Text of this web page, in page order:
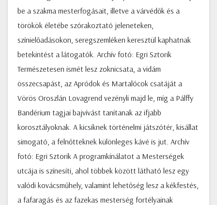
be a szakma mesterfogásait, illetve a várvédők és a
törökök életébe szórakoztató jeleneteken,
színielőadásokon, seregszemléken keresztül kaphatnak
betekintést a látogatók. Archív fotó: Egri Sztorik
Természetesen ismét lesz zoknicsata, a vidám
összecsapást, az Apródok és Martalócok csatáját a
Vörös Oroszlán Lovagrend vezényli majd le, míg a Pálffy
Bandérium tagjai bajvívást tanítanak az ifjabb
korosztályoknak. A kicsiknek történelmi játszótér, kisállat
simogató, a felnőtteknek különleges kávé is jut. Archív
fotó: Egri Sztorik A programkínálatot a Mesterségek
utcája is színesíti, ahol többek között látható lesz egy
valódi kovácsműhely, valamint lehetőség lesz a kékfestés,
a fafaragás és az fazekas mesterség fortélyainak